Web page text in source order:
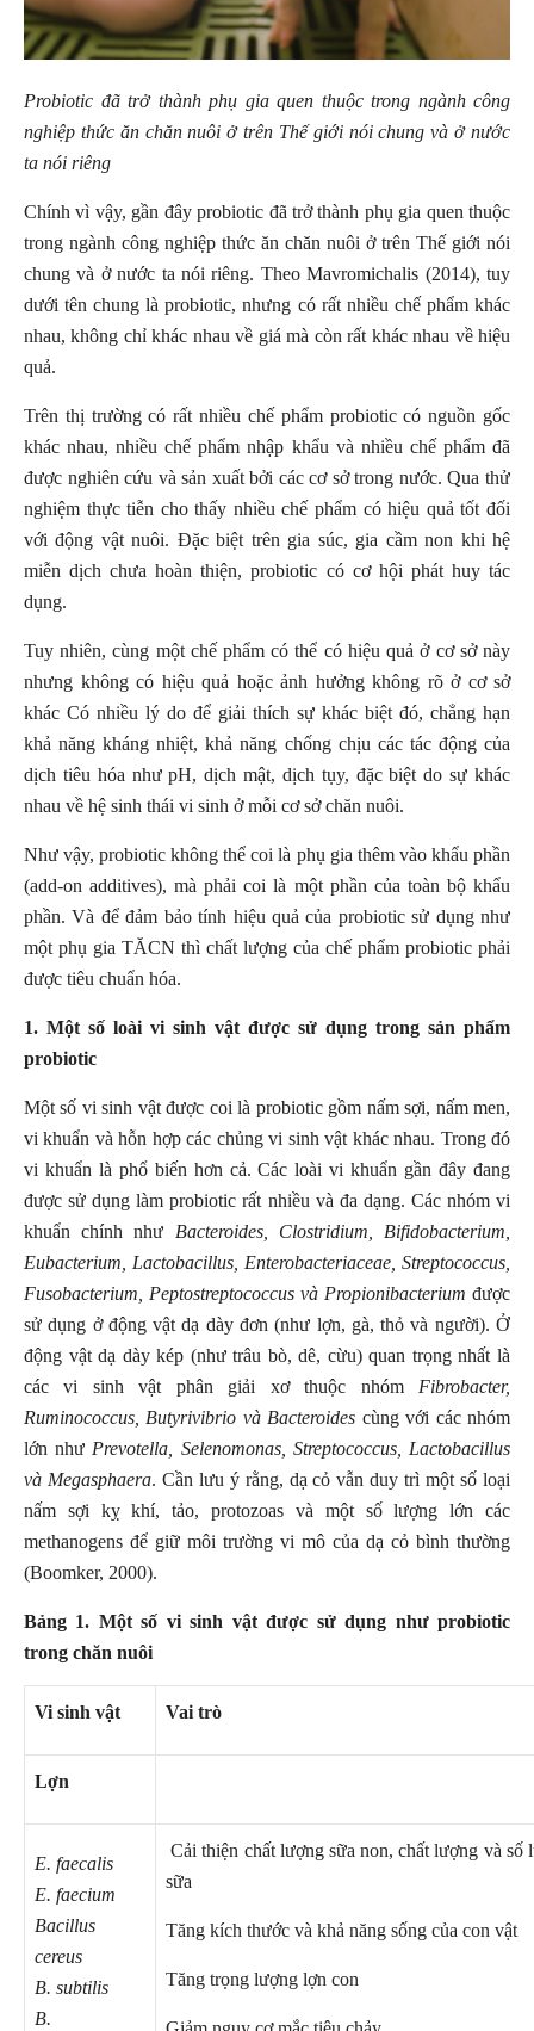
Probiotic đã trở thành phụ gia quen thuộc trong ngành công
nghiệp thức ăn chăn nuôi ở trên Thế giới nói chung và ở nước
ta nói riêng
Chính vì vậy, gần đây probiotic đã trở thành phụ gia quen thuộc
trong ngành công nghiệp thức ăn chăn nuôi ở trên Thế giới nói
chung và ở nước ta nói riêng. Theo Mavromichalis (2014), tuy
dưới tên chung là probiotic, nhưng có rất nhiều chế phẩm khác
nhau, không chỉ khác nhau về giá mà còn rất khác nhau về hiệu
quả.
Trên thị trường có rất nhiều chế phẩm probiotic có nguồn gốc
khác nhau, nhiều chế phẩm nhập khẩu và nhiều chế phẩm đã
được nghiên cứu và sản xuất bởi các cơ sở trong nước. Qua thử
nghiệm thực tiễn cho thấy nhiều chế phẩm có hiệu quả tốt đối
với động vật nuôi. Đặc biệt trên gia súc, gia cầm non khi hệ
miễn dịch chưa hoàn thiện, probiotic có cơ hội phát huy tác
dụng.
Tuy nhiên, cùng một chế phẩm có thể có hiệu quả ở cơ sở này
nhưng không có hiệu quả hoặc ảnh hưởng không rõ ở cơ sở
khác Có nhiều lý do để giải thích sự khác biệt đó, chẳng hạn
khả năng kháng nhiệt, khả năng chống chịu các tác động của
dịch tiêu hóa như pH, dịch mật, dịch tụy, đặc biệt do sự khác
nhau về hệ sinh thái vi sinh ở mỗi cơ sở chăn nuôi.
Như vậy, probiotic không thể coi là phụ gia thêm vào khẩu phần
(add-on additives), mà phải coi là một phần của toàn bộ khẩu
phần. Và để đảm bảo tính hiệu quả của probiotic sử dụng như
một phụ gia TĂCN thì chất lượng của chế phẩm probiotic phải
được tiêu chuẩn hóa.
1. Một số loài vi sinh vật được sử dụng trong sản phẩm
probiotic
Một số vi sinh vật được coi là probiotic gồm nấm sợi, nấm men,
vi khuẩn và hỗn hợp các chủng vi sinh vật khác nhau. Trong đó
vi khuẩn là phổ biến hơn cả. Các loài vi khuẩn gần đây đang
được sử dụng làm probiotic rất nhiều và đa dạng. Các nhóm vi
khuẩn chính như Bacteroides, Clostridium, Bifidobacterium,
Eubacterium, Lactobacillus, Enterobacteriaceae, Streptococcus,
Fusobacterium, Peptostreptococcus và Propionibacterium được
sử dụng ở động vật dạ dày đơn (như lợn, gà, thỏ và người). Ở
động vật dạ dày kép (như trâu bò, dê, cừu) quan trọng nhất là
các vi sinh vật phân giải xơ thuộc nhóm Fibrobacter,
Ruminococcus, Butyrivibrio và Bacteroides cùng với các nhóm
lớn như Prevotella, Selenomonas, Streptococcus, Lactobacillus
và Megasphaera. Cần lưu ý rằng, dạ cỏ vẫn duy trì một số loại
nấm sợi kỵ khí, tảo, protozoas và một số lượng lớn các
methanogens để giữ môi trường vi mô của dạ cỏ bình thường
(Boomker, 2000).
Bảng 1. Một số vi sinh vật được sử dụng như probiotic
trong chăn nuôi
Vi sinh vật Vai trò
Lợn
E. faecalis
E. faecium
Bacillus
cereus
B. subtilis
B.
Cải thiện chất lượng sữa non, chất lượng và số
sữa
Tăng kích thước và khả năng sống của con vật
Tăng trọng lượng lợn con